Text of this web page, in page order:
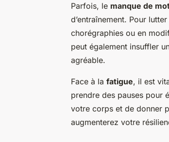
Parfois, le manque de
d’entraînement. Pour
chorégraphies ou en
peut également insuffler
agréable.
Face à la fatigue, il est
prendre des pauses pour
votre corps et de donner
augmenterez votre